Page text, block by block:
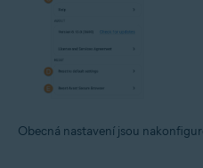
Obecná nastavení jsou